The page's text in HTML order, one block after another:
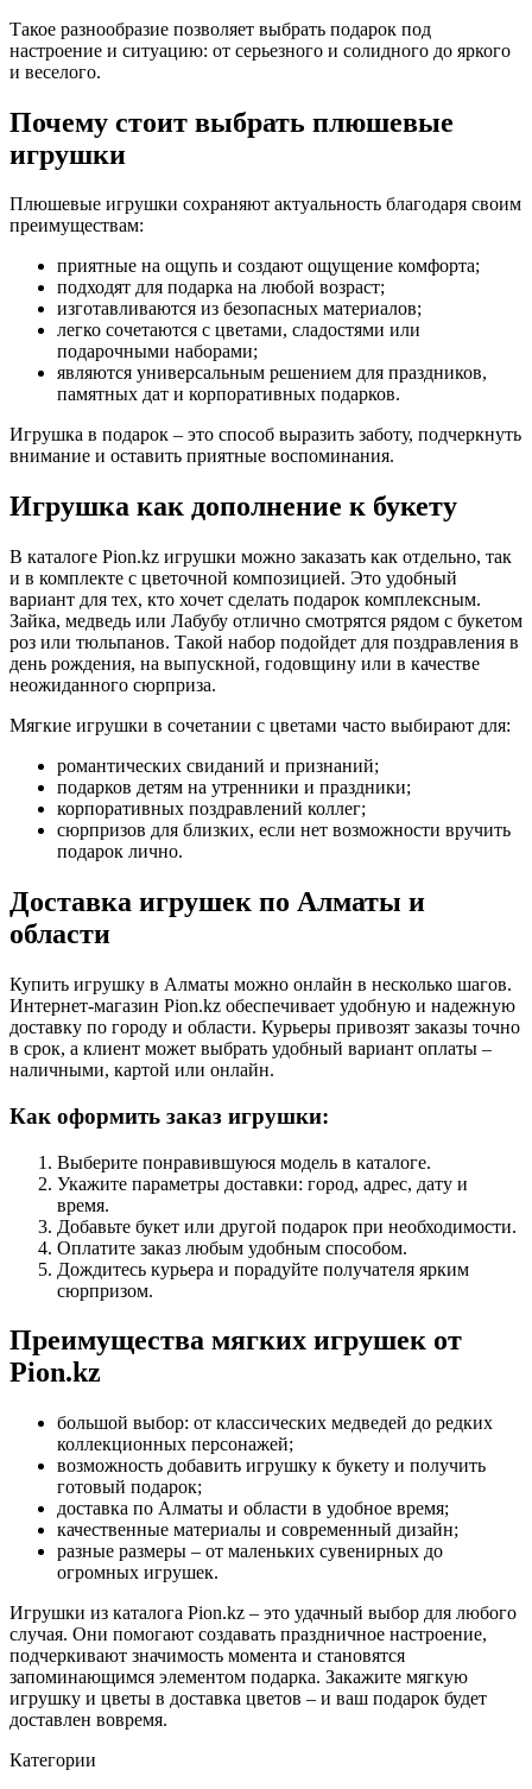
Такое разнообразие позволяет выбрать подарок под
настроение и ситуацию: от серьезного и солидного до яркого
и веселого.
Почему стоит выбрать плюшевые
игрушки
Плюшевые игрушки сохраняют актуальность благодаря своим
преимуществам:
приятные на ощупь и создают ощущение комфорта;
подходят для подарка на любой возраст;
изготавливаются из безопасных материалов;
легко сочетаются с цветами, сладостями или
подарочными наборами;
являются универсальным решением для праздников,
памятных дат и корпоративных подарков.
Игрушка в подарок – это способ выразить заботу, подчеркнуть
внимание и оставить приятные воспоминания.
Игрушка как дополнение к букету
В каталоге Pion.kz игрушки можно заказать как отдельно, так
и в комплекте с цветочной композицией. Это удобный
вариант для тех, кто хочет сделать подарок комплексным.
Зайка, медведь или Лабубу отлично смотрятся рядом с букетом
роз или тюльпанов. Такой набор подойдет для поздравления в
день рождения, на выпускной, годовщину или в качестве
неожиданного сюрприза.
Мягкие игрушки в сочетании с цветами часто выбирают для:
романтических свиданий и признаний;
подарков детям на утренники и праздники;
корпоративных поздравлений коллег;
сюрпризов для близких, если нет возможности вручить
подарок лично.
Доставка игрушек по Алматы и
области
Купить игрушку в Алматы можно онлайн в несколько шагов.
Интернет-магазин Pion.kz обеспечивает удобную и надежную
доставку по городу и области. Курьеры привозят заказы точно
в срок, а клиент может выбрать удобный вариант оплаты –
наличными, картой или онлайн.
Как оформить заказ игрушки:
Выберите понравившуюся модель в каталоге.
Укажите параметры доставки: город, адрес, дату и
время.
Добавьте букет или другой подарок при необходимости.
Оплатите заказ любым удобным способом.
Дождитесь курьера и порадуйте получателя ярким
сюрпризом.
Преимущества мягких игрушек от
Pion.kz
большой выбор: от классических медведей до редких
коллекционных персонажей;
возможность добавить игрушку к букету и получить
готовый подарок;
доставка по Алматы и области в удобное время;
качественные материалы и современный дизайн;
разные размеры – от маленьких сувенирных до
огромных игрушек.
Игрушки из каталога Pion.kz – это удачный выбор для любого
случая. Они помогают создавать праздничное настроение,
подчеркивают значимость момента и становятся
запоминающимся элементом подарка. Закажите мягкую
игрушку и цветы в доставка цветов – и ваш подарок будет
доставлен вовремя.
Категории